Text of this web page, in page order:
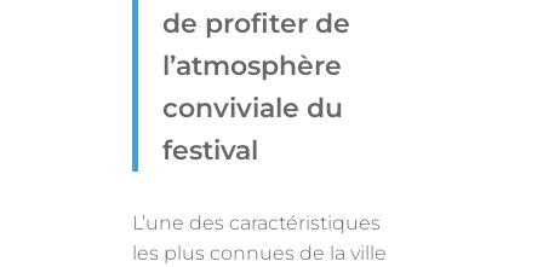
de profiter de
l’atmosphère
conviviale du
festival
L’une des caractéristiques
les plus connues de la ville